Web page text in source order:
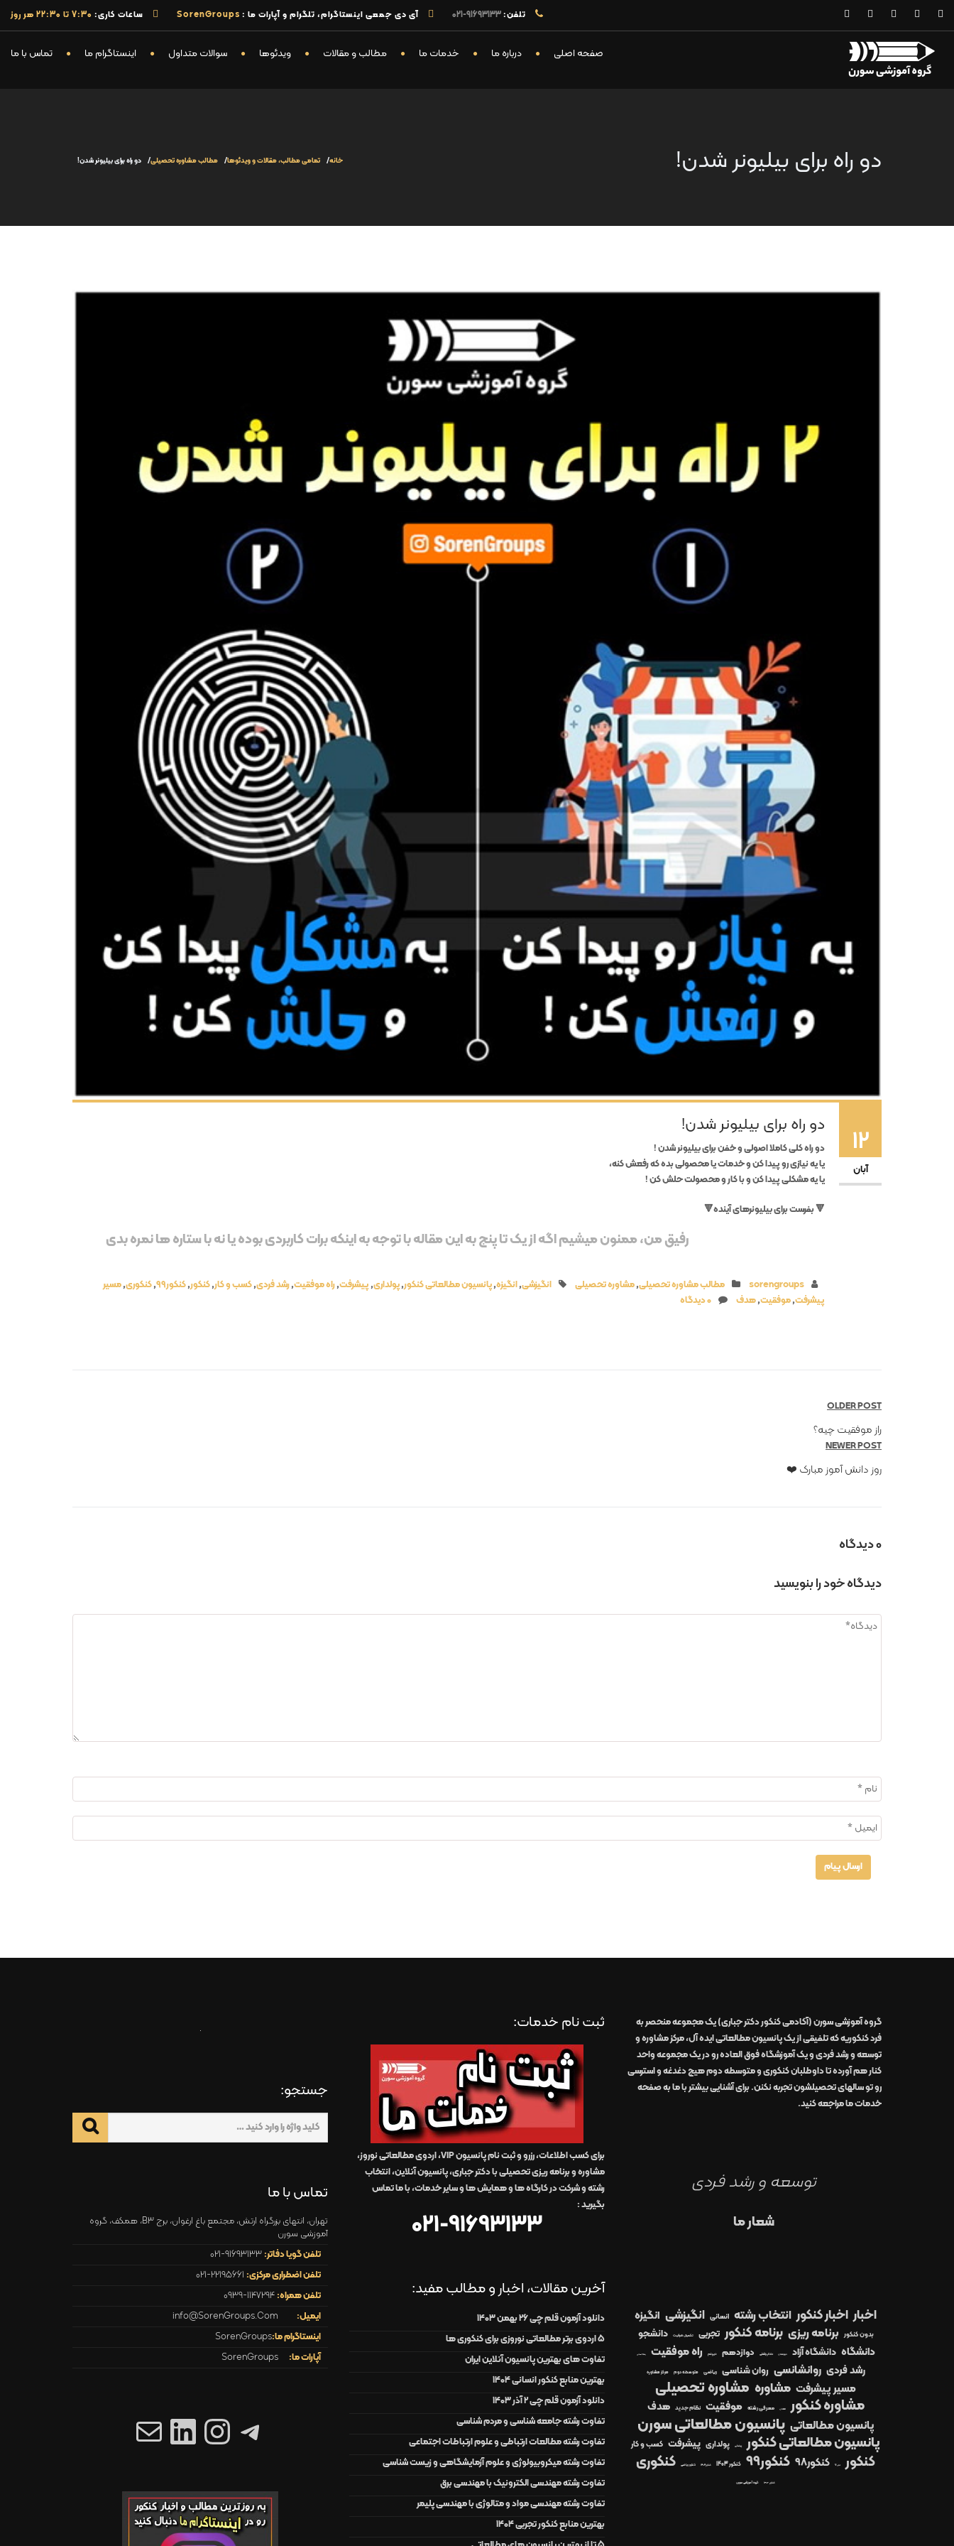
تلفن:91693133-021 آی دی جمعی اینستاگرام، تلگرام و آپارات ما : SorenGroups ساعات کاری: 7:30 تا 22:30 هر روز
صفحه اصلی درباره ما خدمات ما مطالب و مقالات ویدئوها سوالات متداول اینستاگرام ما تماس با ما
دو راه برای بیلیونر شدن! خانه تمامی مطالب، مقالات و ویدئوها مطالب مشاوره تحصیلی دو راه برای بیلیونر شدن!
12
آبان
دو راه برای بیلیونر شدن!
دو راه کلی کاملا اصولی و خفن برای بیلیونر شدن !
یا یه نیازی رو پیدا کن و خدمات یا محصولی بده که رفعش کنه،
یا یه مشکلی پیدا کن و با کار و محصولت حلش کن !
🔻 بفرست برای بیلیونرهای آینده🔻
رفیق من، ممنون میشیم اگه از یک تا پنج به این مقاله با توجه به اینکه برات کاربردی بوده یا نه با ستاره ها نمره بدی
sorengroups مطالب مشاوره تحصیلی,مشاوره تحصیلی انگیزشی,انگیزه,پانسیون مطالعاتی کنکور,پولداری,پیشرفت,راه موفقیت,رشد فردی,کسب و کار,کنکور,کنکور99 ,کنکوری,مسیر
پیشرفت,موفقیت,هدف 0 دیدگاه
OLDER POST
راز موفقیت چیه؟
NEWER POST
روز دانش آموز مبارک ❤️
0 دیدگاه
دیدگاه خود را بنویسید
جستجو:
تماس با ما
تهران، انتهای بزرگراه ارتش، مجتمع باغ ارغوان، برج B3، همکف، گروه
آموزشی سورن
تلفن گویا دفاتر:
تلفن اضطراری مرکزی:
تلفن همراه:
ایمیل:
info@SorenGroups.Com
اینستاگرام ما:SorenGroups
آپارات ما:
SorenGroups
تلگرام
اینستاگرم
لینکداین
ایمیل
ثبت نام خدمات:
برای کسب اطلاعات، رزرو و ثبت نام پانسیون VIP، اردوی مطالعاتی نوروز،
مشاوره و برنامه ریزی تحصیلی با دکتر جباری، پانسیون آنلاین، انتخاب
رشته و شرکت در کارگاه ها و همایش ها و سایر خدمات،با ما تماس
بگیرید:
021-91693133
آخرین مقالات، اخبار و مطالب مفید:
دانلود آزمون قلم چی 26 بهمن 1403
۵ اردوی برتر مطالعاتی نوروزی برای کنکوری ها
تفاوت های بهترین پانسیون آنلاین ایران
بهترین منابع کنکور انسانی 1404
دانلود آزمون قلم چی 2 آذر 1403
تفاوت رشته جامعه شناسی و مردم شناسی
تفاوت رشته مطالعات ارتباطی و علوم ارتباطات اجتماعی
تفاوت رشته میکروبیولوژی و علوم آزمایشگاهی و زیست شناسی
تفاوت رشته مهندسی الکترونیک با مهندسی برق
تفاوت رشته مهندسی مواد و متالوژی با مهندسی پلیمر
بهترین منابع کنکور تجربی 1404
گروه آموزشی سورن (آکادمی کنکور دکتر جباری)یک مجموعه منحصر به
فرد کنکوریه که تلفیقی از یکپانسیون مطالعاتیایده آل،مرکز مشاوره و
توسعه و رشدفردیو یکآموزشگاهفوق العادهرو دریک مجموعه واحد
کنار هم آورده تا داوطلبان کنکوری و متوسطه دوم هیچ دغدغه و استرسی
رو تو سالهای تحصیلشون تجربه نکنن. برای آشنایی بیشتر با ما به صفحه
خدمات مامراجعه کنید.
توسعه و رشد فردی
شعار ما
اخبار اخبار کنکور انتخاب رشته انسانی انگیزشی انگیزه
بدون کنکور برنامه ریزی برنامه کنکور تجربی تکمیل ظرفیت دانشجو
دانشگاه دانشگاه آزاد دبیرستان دندانپزشکی دوازدهم دیپلم راه موفقیت رشته انسانی
رشد فردی روانشانسی روان شناسی ریاضی متوسطه دوم مرکز مشاوره
مسیر پیشرفت مشاوره مشاوره تحصیلی
مشاوره کنکور
معدل معرفی رشته موفقیت نظام جدید هدف
پانسیون مطالعاتی پانسیون مطالعاتی سورن
پانسیون مطالعاتی کنکور پزشکی پولداری پیشرفت کسب و کار
کنکور کنکور97 کنکور98 کنکور99 کنکور 1403 کنکور1404 کنکور ریاضی کنکوری
کنکور ۱۴۰۲ گروه آموزشی سورن